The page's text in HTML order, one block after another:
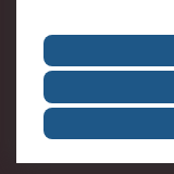
Over RS
RS Group
RS wereldwijd
ESG